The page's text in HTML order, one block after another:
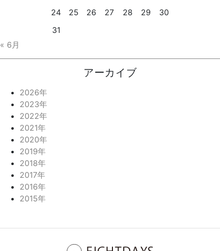
24
25 26 27 28 29
30
31
« 6月
アーカイブ
2026年
2023年
2022年
2021年
2020年
2019年
2018年
2017年
2016年
2015年